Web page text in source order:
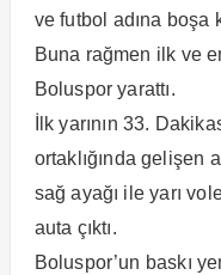
ve futbol adına boşa
Buna rağmen ilk ve
Boluspor yarattı.
İlk yarının 33.
ortaklığında gelişen
sağ ayağı ile yarı
auta çıktı.
Boluspor’un baskı